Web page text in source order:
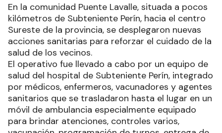
En la comunidad Puente Lavalle, situada a pocos
kilómetros de Subteniente Perín, hacia el centro
Sureste de la provincia, se desplegaron nuevas
acciones sanitarias para reforzar el cuidado de la
salud de los vecinos.
El operativo fue llevado a cabo por un equipo de
salud del hospital de Subteniente Perín, integrado
por médicos, enfermeros, vacunadores y agentes
sanitarios que se trasladaron hasta el lugar en un
móvil de ambulancia especialmente equipado
para brindar atenciones, controles varios,